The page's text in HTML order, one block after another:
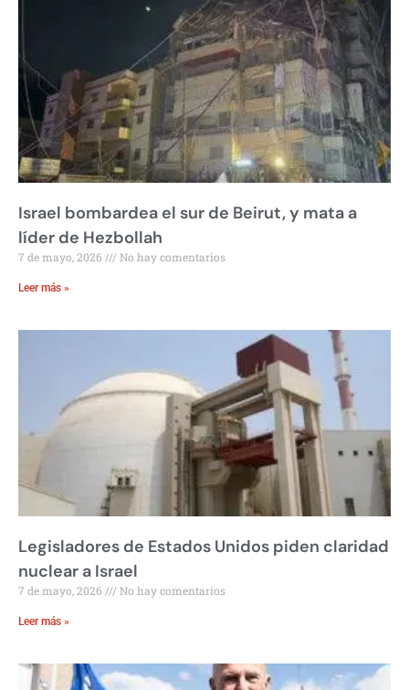
Israel bombardea el sur de Beirut, y mata a
líder de Hezbollah
7 de mayo, 2026 No hay comentarios
Leer más »
Legisladores de Estados Unidos piden claridad
nuclear a Israel
7 de mayo, 2026 No hay comentarios
Leer más »